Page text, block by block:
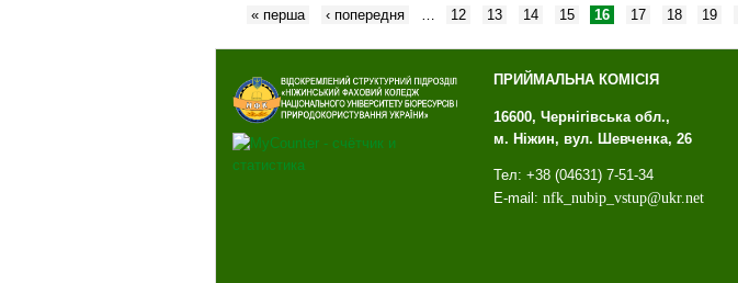
« перша ‹ попередня 12 13 14 15 16 17 18 19
ПРИЙМАЛЬНА КОМІСІЯ
16600, Чернігівська обл.,
м. Ніжин, вул. Шевченка, 26
Тел: +38 (04631) 7-51-34
E-mail: nfk_ nubip_ vstup@ukr. net